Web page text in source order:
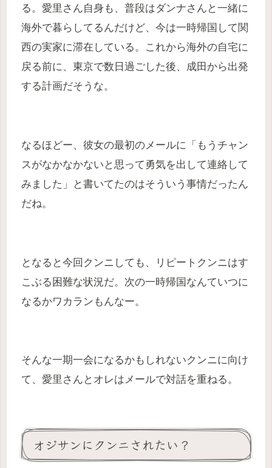
る。愛里さん自身も、普段はダンナさんと一緒に
海外で暮らしてるんだけど、今は一時帰国して関
西の実家に滞在している。これから海外の自宅に
戻る前に、東京で数日過ごした後、成田から出発
する計画だそうな。
なるほどー、彼女の最初のメールに「もうチャン
スがなかなかないと思って勇気を出して連絡して
みました」と書いてたのはそういう事情だったん
だね。
となると今回クンニしても、リピートクンニはす
こぶる困難な状況だ。次の一時帰国なんていつに
なるかワカランもんなー。
そんな一期一会になるかもしれないクンニに向け
て、愛里さんとオレはメールで対話を重ねる。
オジサンにクンニされたい？